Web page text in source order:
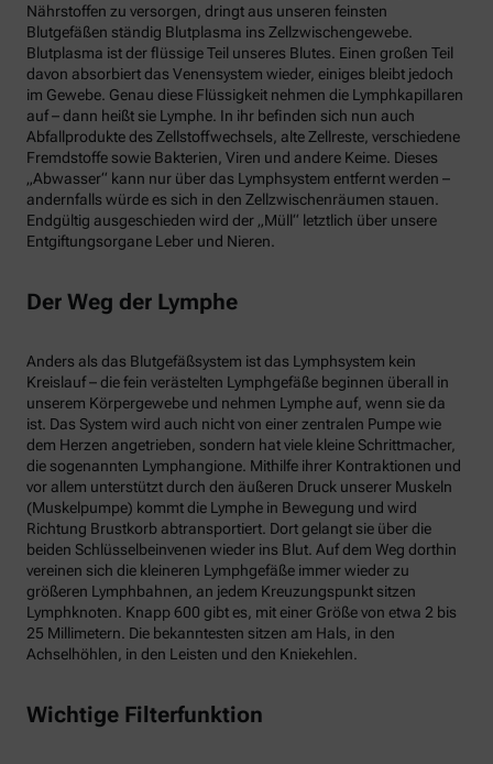
Nährstoffen zu versorgen, dringt aus unseren feinsten
Blutgefäßen ständig Blutplasma ins Zellzwischengewebe.
Blutplasma ist der flüssige Teil unseres Blutes. Einen großen Teil
davon absorbiert das Venensystem wieder, einiges bleibt jedoch
im Gewebe. Genau diese Flüssigkeit nehmen die Lymphkapillaren
auf – dann heißt sie Lymphe. In ihr befinden sich nun auch
Abfallprodukte des Zellstoffwechsels, alte Zellreste, verschiedene
Fremdstoffe sowie Bakterien, Viren und andere Keime. Dieses
„Abwasser“ kann nur über das Lymphsystem entfernt werden –
andernfalls würde es sich in den Zellzwischenräumen stauen.
Endgültig ausgeschieden wird der „Müll“ letztlich über unsere
Entgiftungsorgane Leber und Nieren.
Der Weg der Lymphe
Anders als das Blutgefäßsystem ist das Lymphsystem kein
Kreislauf – die fein verästelten Lymphgefäße beginnen überall in
unserem Körpergewebe und nehmen Lymphe auf, wenn sie da
ist. Das System wird auch nicht von einer zentralen Pumpe wie
dem Herzen angetrieben, sondern hat viele kleine Schrittmacher,
die sogenannten Lymphangione. Mithilfe ihrer Kontraktionen und
vor allem unterstützt durch den äußeren Druck unserer Muskeln
(Muskelpumpe) kommt die Lymphe in Bewegung und wird
Richtung Brustkorb abtransportiert. Dort gelangt sie über die
beiden Schlüsselbeinvenen wieder ins Blut. Auf dem Weg dorthin
vereinen sich die kleineren Lymphgefäße immer wieder zu
größeren Lymphbahnen, an jedem Kreuzungspunkt sitzen
Lymphknoten. Knapp 600 gibt es, mit einer Größe von etwa 2 bis
25 Millimetern. Die bekanntesten sitzen am Hals, in den
Achselhöhlen, in den Leisten und den Kniekehlen.
Wichtige Filterfunktion